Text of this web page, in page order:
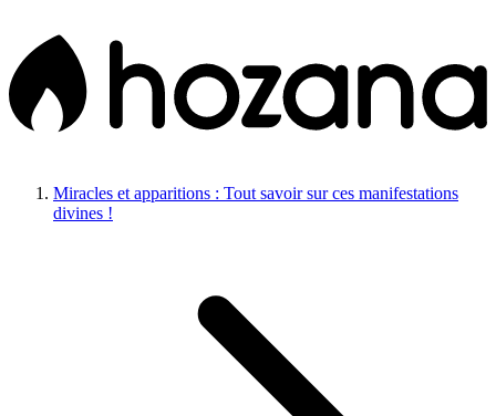
Miracles et apparitions : Tout savoir sur ces manifestations
divines !